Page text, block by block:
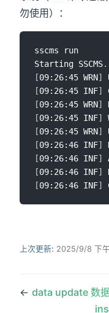
勿使用）：
sscms run
Starting SSCMS
[09:26:45 WRN]
[09:26:45 INF]
[09:26:45 WRN]
[09:26:45 INF]
[09:26:45 WRN]
[09:26:46 INF]
[09:26:46 INF]
[09:26:46 INF]
[09:26:46 INF]
上次更新: 2025/9/8 下
← data update 数